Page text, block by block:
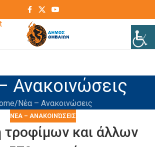
Ανακοινώσεις
Νέα – Ανακοινώσεις
ΝΈΑ – ΑΝΑΚΟΙΝΏΣΕΙΣ
τροφίμων και άλλων